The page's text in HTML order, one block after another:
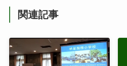
関連記事